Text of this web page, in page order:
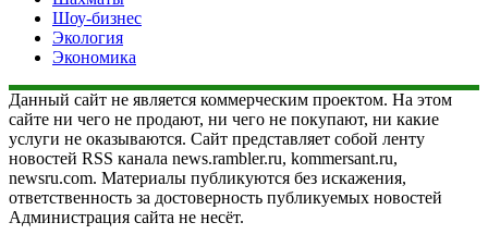
Шоу-бизнес
Экология
Экономика
Данный сайт не является коммерческим проектом. На этом
сайте ни чего не продают, ни чего не покупают, ни какие
услуги не оказываются. Сайт представляет собой ленту
новостей RSS канала news.rambler.ru, kommersant.ru,
newsru.com. Материалы публикуются без искажения,
ответственность за достоверность публикуемых новостей
Администрация сайта не несёт.